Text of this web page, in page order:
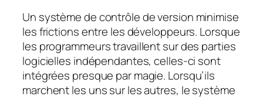
Un système de contrôle de version minimise
les frictions entre les développeurs. Lorsque
les programmeurs travaillent sur des parties
logicielles indépendantes, celles-ci sont
intégrées presque par magie. Lorsqu’ils
marchent les uns sur les autres, le système